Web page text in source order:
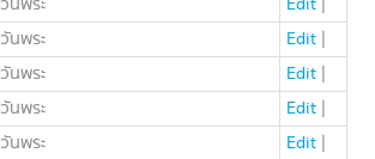
วันพระ Edit |
วันพระ Edit |
วันพระ Edit |
วันพระ Edit |